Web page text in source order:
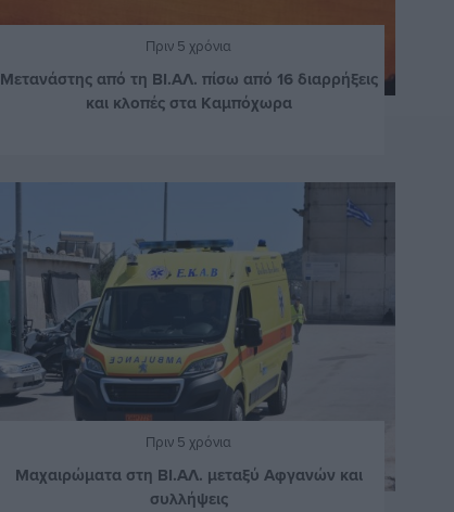
Πριν 5 χρόνια
Μετανάστης από τη ΒΙ.ΑΛ. πίσω από 16 διαρρήξεις
και κλοπές στα Καμπόχωρα
Πριν 5 χρόνια
Μαχαιρώματα στη ΒΙ.ΑΛ. μεταξύ Αφγανών και
συλλήψεις